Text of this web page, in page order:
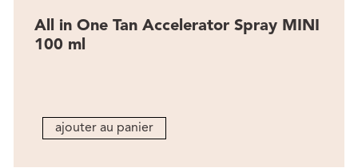
All in One Tan Accelerator Spray MINI
100 ml
ajouter au panier